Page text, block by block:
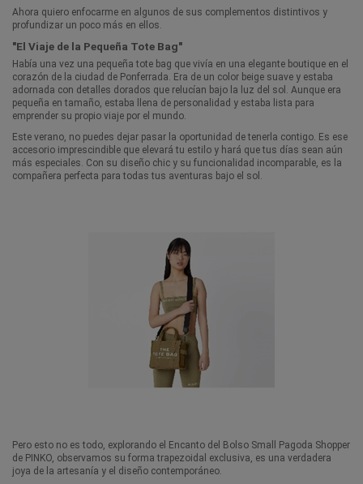
Ahora quiero enfocarme en algunos de sus complementos distintivos y
profundizar un poco más en ellos.
"El Viaje de la Pequeña Tote Bag"
Había una vez una pequeña tote bag que vivía en una elegante boutique en el
corazón de la ciudad de Ponferrada. Era de un color beige suave y estaba
adornada con detalles dorados que relucían bajo la luz del sol. Aunque era
pequeña en tamaño, estaba llena de personalidad y estaba lista para
emprender su propio viaje por el mundo.
Este verano, no puedes dejar pasar la oportunidad de tenerla contigo. Es ese
accesorio imprescindible que elevará tu estilo y hará que tus días sean aún
más especiales. Con su diseño chic y su funcionalidad incomparable, es la
compañera perfecta para todas tus aventuras bajo el sol.
Pero esto no es todo, explorando el Encanto del Bolso Small Pagoda Shopper
de PINKO , observamos su forma trapezoidal exclusiva, es una verdadera
joya de la artesanía y el diseño contemporáneo.